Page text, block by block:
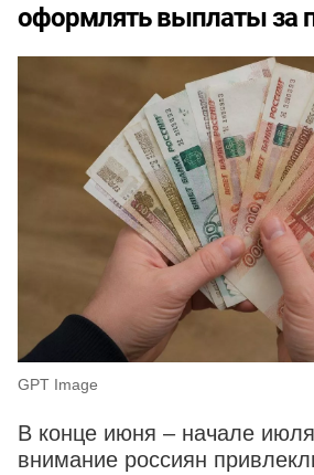
оформлять выплаты
GPT Image
В конце июня – начале
внимание россиян